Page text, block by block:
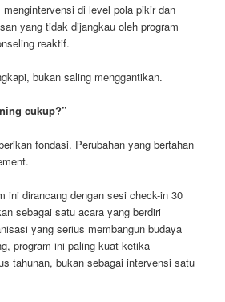
di level pola pikir dan
yang tidak dijangkau oleh program
reaktif.
bukan saling menggantikan.
cukup?”
fondasi. Perubahan yang bertahan
ini dirancang dengan sesi check-in 30
sebagai satu acara yang berdiri
yang serius membangun budaya
program ini paling kuat ketika
tahunan, bukan sebagai intervensi satu